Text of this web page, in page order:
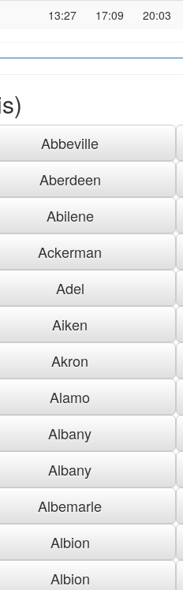
13:27 17:09 20:03
Abbeville
Aberdeen
Abilene
Ackerman
Adel
Aiken
Akron
Alamo
Albany
Albany
Albemarle
Albion
Albion